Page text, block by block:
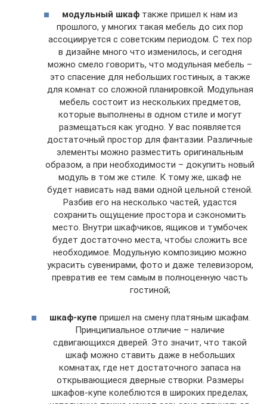
модульный шкаф также пришел к нам из
прошлого, у многих такая мебель до сих пор
ассоциируется с советским периодом. С тех пор
в дизайне много что изменилось, и сегодня
можно смело говорить, что модульная мебель –
это спасение для небольших гостиных, а также
для комнат со сложной планировкой. Модульная
мебель состоит из нескольких предметов,
которые выполнены в одном стиле и могут
размещаться как угодно. У вас появляется
достаточный простор для фантазии. Различные
элементы можно разместить оригинальным
образом, а при необходимости – докупить новый
модуль в том же стиле. К тому же, шкаф не
будет нависать над вами одной цельной стеной.
Разбив его на несколько частей, удастся
сохранить ощущение простора и сэкономить
место. Внутри шкафчиков, ящиков и тумбочек
будет достаточно места, чтобы сложить все
необходимое. Модульную композицию можно
украсить сувенирами, фото и даже телевизором,
превратив ее тем самым в полноценную часть
гостиной;
шкаф-купе пришел на смену платяным шкафам.
Принципиальное отличие – наличие
сдвигающихся дверей. Это значит, что такой
шкаф можно ставить даже в небольших
комнатах, где нет достаточного запаса на
открывающиеся дверные створки. Размеры
шкафов-купе колеблются в широких пределах,